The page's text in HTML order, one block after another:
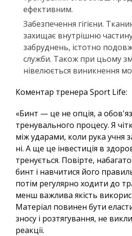
ефективним.
Забезпечення гігієни.
захищає внутрішню
забруднень, істотно
служби. Також при цьому
нівелюється виникнення
Коментар тренера Sport Life:
«Бинт — це не опція, а
тренувального процесу. Я
між ударами, коли рука учня
ні. А ще це інвестиція в
тренується. Повірте,
бинт і навчитися його
потім регулярно ходити до
менш важлива якість
Матеріал повинен бути
зносу і розтягування, не
реакції.